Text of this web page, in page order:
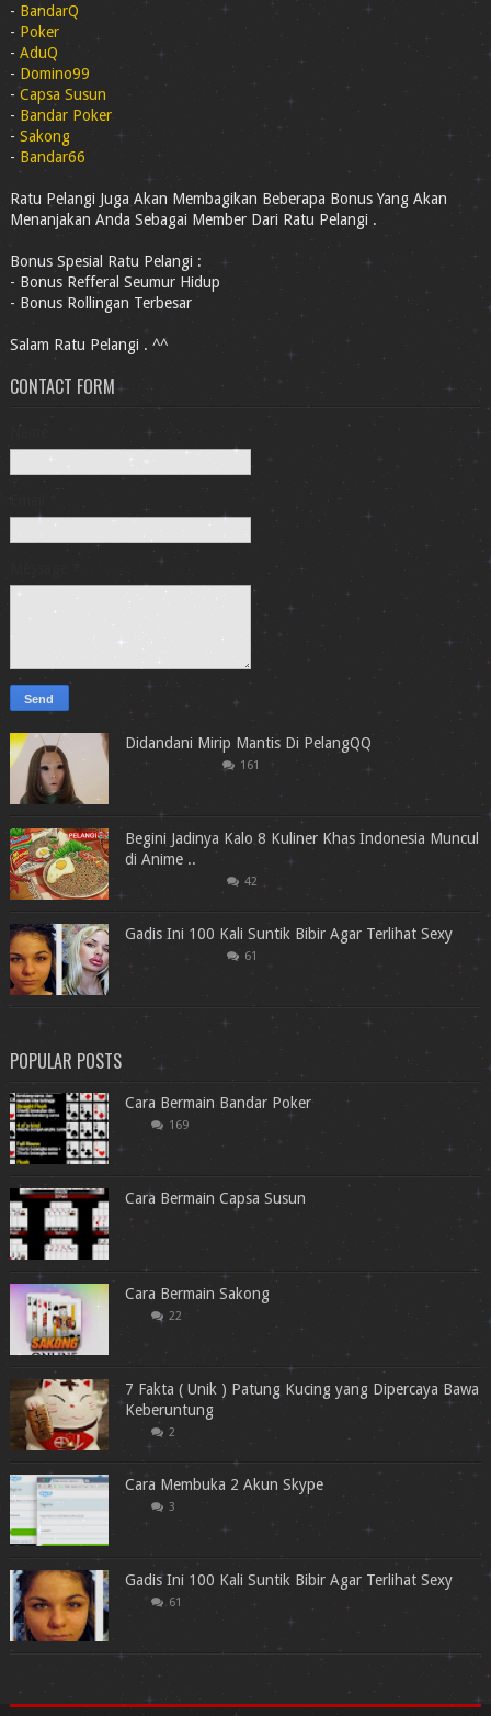
- BandarQ
- Poker
- AduQ
- Domino99
- Capsa Susun
- Bandar Poker
- Sakong
- Bandar66
Ratu Pelangi Juga Akan Membagikan Beberapa Bonus Yang Akan
Menanjakan Anda Sebagai Member Dari Ratu Pelangi .
Bonus Spesial Ratu Pelangi :
- Bonus Refferal Seumur Hidup
- Bonus Rollingan Terbesar
Salam Ratu Pelangi . ^^
CONTACT FORM
Email
Didandani Mirip Mantis Di PelangQQ
161
Begini Jadinya Kalo 8 Kuliner Khas Indonesia Muncul
di Anime ..
42
Gadis Ini 100 Kali Suntik Bibir Agar Terlihat Sexy
61
POPULAR POSTS
Cara Bermain Bandar Poker
169
Cara Bermain Capsa Susun
Cara Bermain Sakong
22
7 Fakta ( Unik ) Patung Kucing yang Dipercaya Bawa
Keberuntung
2
Cara Membuka 2 Akun Skype
3
Gadis Ini 100 Kali Suntik Bibir Agar Terlihat Sexy
61